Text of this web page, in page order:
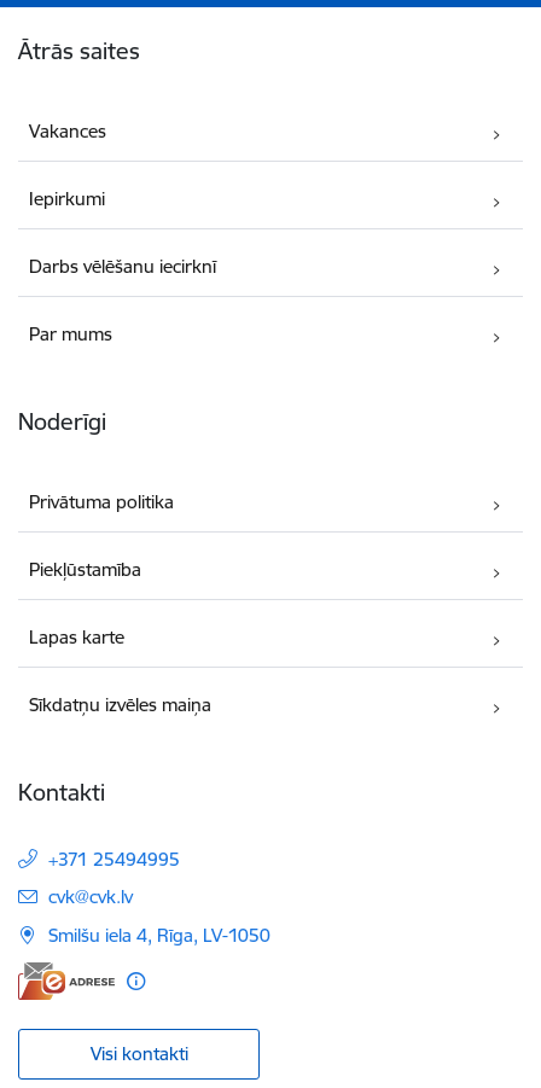
Ātrās saites
Vakances
Iepirkumi
Darbs vēlēšanu iecirknī
Par mums
Noderīgi
Privātuma politika
Piekļūstamība
Lapas karte
Sīkdatņu izvēles maiņa
Kontakti
+371 25494995
E-pasts:
cvk@cvk.lv
Smilšu iela 4, Rīga, LV-1050
Visi kontakti